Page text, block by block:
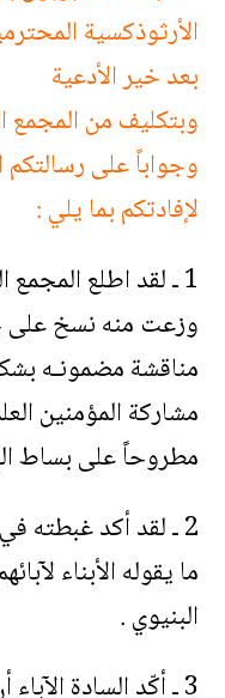
الأرثوذكسية
بعد خير الأدعية
وبتكليف من المجمع
وجواباً على رسالتكم
لإفادتكم بما يلي :
1 ـ لقد اطلع
وزعت منه نسخ على
مناقشة مضمونـه
مشاركة المؤمنين
مطروحاً على بساط
2 ـ لقد أكد
ما يقوله الأبناء
البنيوي .
3 ـ أكّد السادة